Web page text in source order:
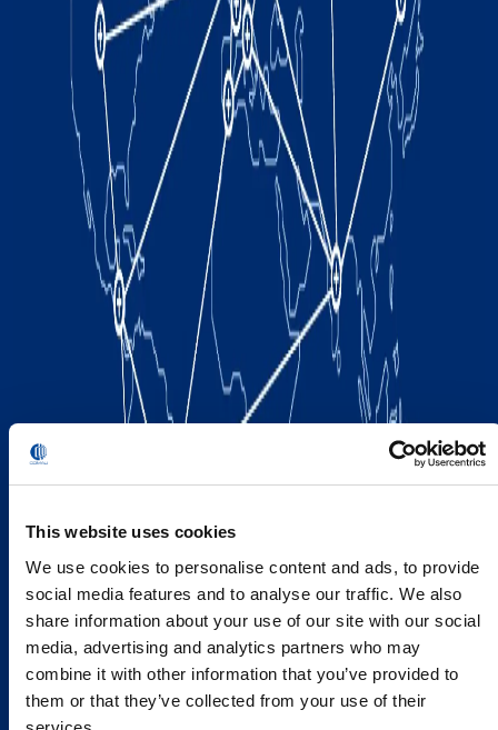
This website uses cookies
We use cookies to personalise content and ads, to provide
social media features and to analyse our traffic. We also
share information about your use of our site with our social
media, advertising and analytics partners who may
combine it with other information that you’ve provided to
them or that they’ve collected from your use of their